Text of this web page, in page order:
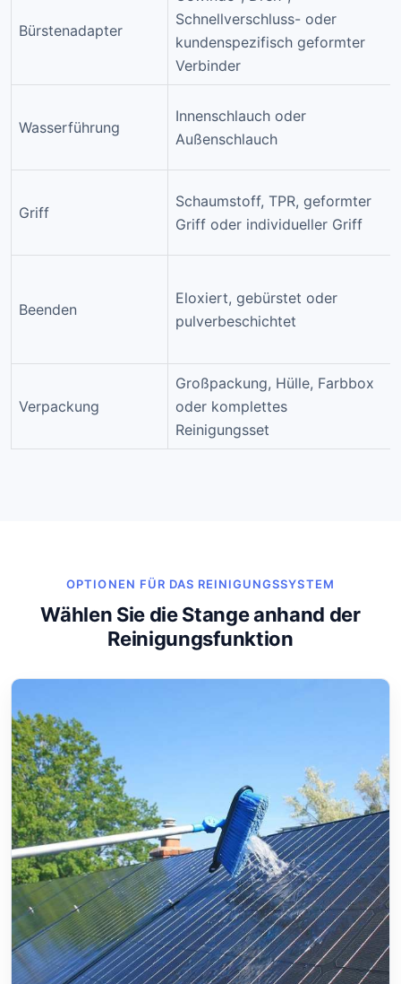
Bürstenadapter
Schnellverschluss- oder
kundenspezifisch geformter
Verbinder
Wasserführung
Innenschlauch oder
Außenschlauch
Griff
Schaumstoff, TPR, geformter
Griff oder individueller Griff
Beenden
Eloxiert, gebürstet oder
pulverbeschichtet
Verpackung
Großpackung, Hülle, Farbbox
oder komplettes
Reinigungsset
OPTIONEN FÜR DAS REINIGUNGSSYSTEM
Wählen Sie die Stange anhand der
Reinigungsfunktion